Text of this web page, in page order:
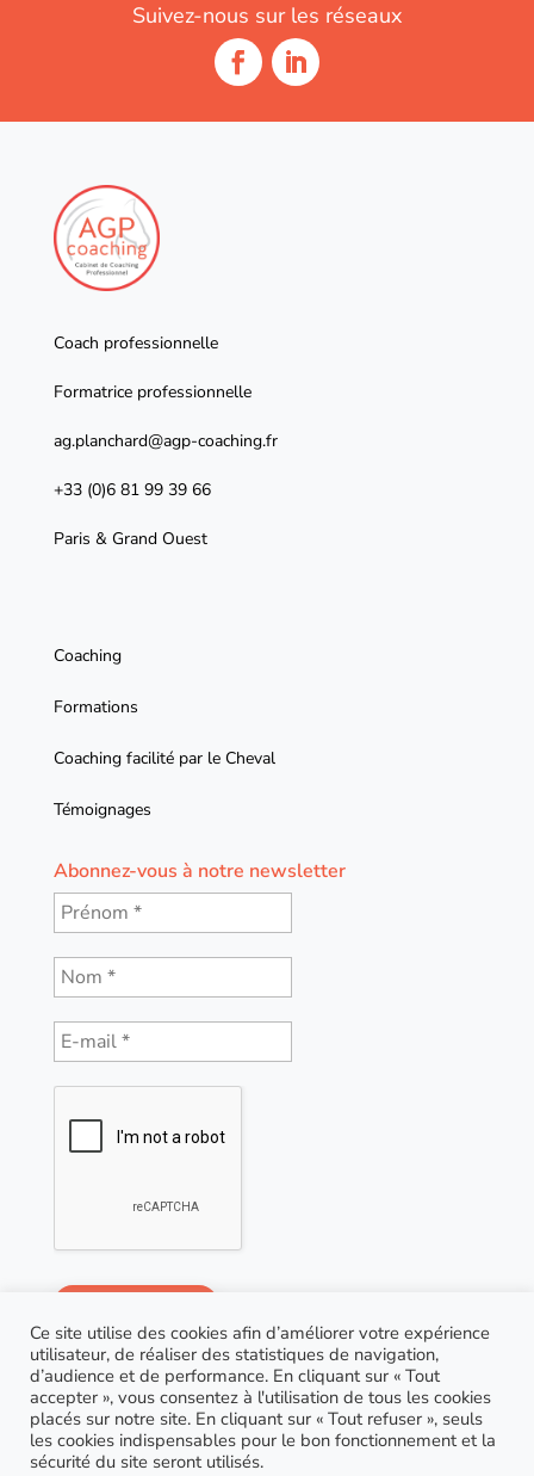
Suivez-nous sur les réseaux
Coach professionnelle
Formatrice professionnelle
ag.planchard@agp-coaching.fr
+33 (0)6 81 99 39 66
Paris & Grand Ouest
Coaching
Formations
Coaching facilité par le Cheval
Témoignages
Abonnez-vous à notre newsletter
Ce site utilise des cookies afin d’améliorer votre expérience
utilisateur, de réaliser des statistiques de navigation,
d’audience et de performance. En cliquant sur « Tout
accepter », vous consentez à l'utilisation de tous les cookies
placés sur notre site. En cliquant sur « Tout refuser », seuls
les cookies indispensables pour le bon fonctionnement et la
sécurité du site seront utilisés.